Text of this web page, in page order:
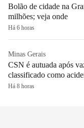
Bolão de cidade na
milhões; veja onde
Há 6 horas
Minas Gerais
CSN é autuada após
classificado como
Há 8 horas